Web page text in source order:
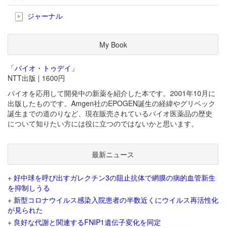
ジャーナル
My Book
「バイオ・トゥデイ」
NTT出版 | 1600円
バイオを応用して開発中の新薬を紹介した本です。2001年10月に
出版したものです。Amgen社のEPOGEN誕生の経緯やグリベック
誕生までの道のりなど、現在販売されているバイオ医薬品の歴史
について知りたい方には役に立つのではないかと思います。
最新ニュース
+ 好中球を呼び出すガレクチン3の阻止抗体で網膜の病的血管新生
を抑制しうる
+ 新型コロナウイルス感染入院患者の半数近くにウイルス再活性化
が見られた
+ 良好な代謝と関連するFNIP1遺伝子変化を同定